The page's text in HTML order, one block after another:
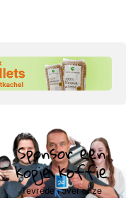
Sponsor een
kopje koffie
Tevreden over onze